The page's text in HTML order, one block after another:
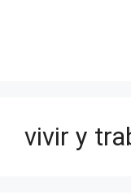
vivir y